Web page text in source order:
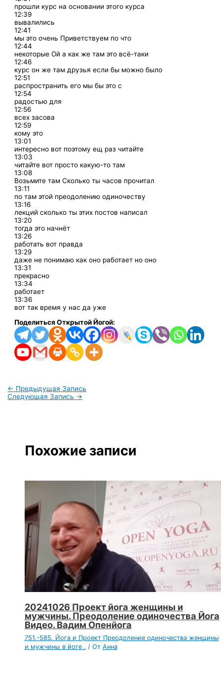
прошли курс на основании этого курса
12:39
вывалились
12:41
мы это очень Приветствуем по что
12:44
некоторые Ой а как же там это всё-таки
12:46
курс он же там друзья если бы можно было
12:51
распространить его мы бы это с
12:54
радостью для
12:56
всех засова
12:59
кому это
13:01
интересно вот поэтому ещ раз читайте
13:03
читайте вот просто какую-то там
13:08
Возьмите там Сколько ты часов прочитал
13:11
по там этой преодолению одиночеству
13:16
лекций сколько ты этих постов написал
13:20
тогда это начнёт
13:26
работать вот правда
13:29
даже не понимаю как оно работает но оно
13:31
прекрасно
13:34
работает
13:36
вот так время у нас да уже
Поделиться Открытой Йогой:
← Предыдущая Запись
Следующая Запись →
Похожие записи
20241026 Проект йога женщины и
мужчины. Преодоление одиночества Йога
Видео. Вадим Опенйога
751.-585. Йога и Проект Преодоление одиночества женщины
и мужчины в йоге . / От Анна